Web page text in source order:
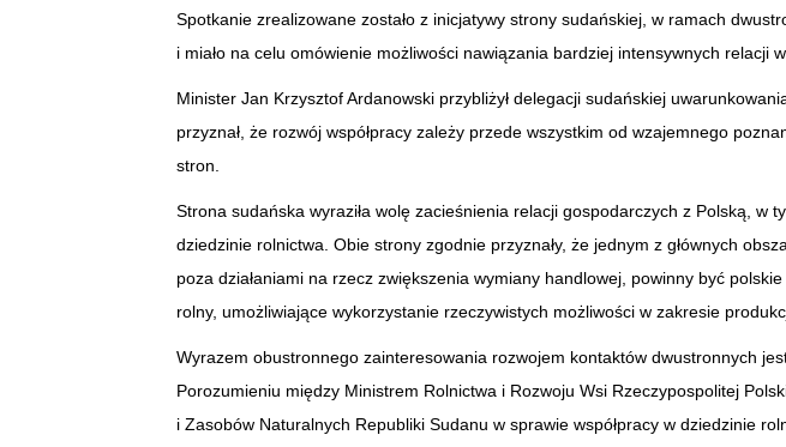
Spotkanie zrealizowane zostało z inicjatywy strony sudańskiej, w ramach
i miało na celu omówienie możliwości nawiązania bardziej intensywnych relacji
Minister Jan Krzysztof Ardanowski przybliżył delegacji sudańskiej
przyznał, że rozwój współpracy zależy przede wszystkim od wzajemnego
stron.
Strona sudańska wyraziła wolę zacieśnienia relacji gospodarczych z Polską, w
dziedzinie rolnictwa. Obie strony zgodnie przyznały, że jednym z głównych
poza działaniami na rzecz zwiększenia wymiany handlowej, powinny być
rolny, umożliwiające wykorzystanie rzeczywistych możliwości w zakresie
Wyrazem obustronnego zainteresowania rozwojem kontaktów dwustronnych
Porozumieniu między Ministrem Rolnictwa i Rozwoju Wsi Rzeczypospolitej
i Zasobów Naturalnych Republiki Sudanu w sprawie współpracy w dziedzinie